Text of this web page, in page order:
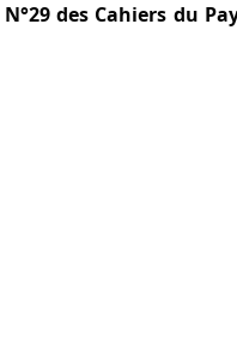
N°29 des Cahiers du